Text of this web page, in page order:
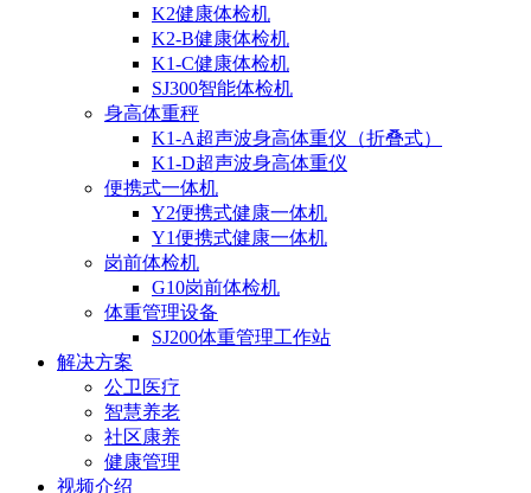
K2健康体检机
K2-B健康体检机
K1-C健康体检机
SJ300智能体检机
身高体重秤
K1-A超声波身高体重仪（折叠式）
K1-D超声波身高体重仪
便携式一体机
Y2便携式健康一体机
Y1便携式健康一体机
岗前体检机
G10岗前体检机
体重管理设备
SJ200体重管理工作站
解决方案
公卫医疗
智慧养老
社区康养
健康管理
视频介绍